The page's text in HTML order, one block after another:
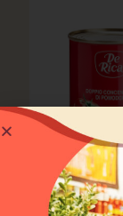
Tomate